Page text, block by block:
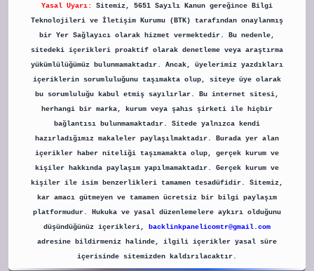
Yasal Uyarı:
Sitemiz, 5651 Sayılı Kanun gereğince Bilgi
Teknolojileri ve İletişim Kurumu (BTK) tarafından onaylanmış
bir Yer Sağlayıcı olarak hizmet vermektedir. Bu nedenle,
sitedeki içerikleri proaktif olarak denetleme veya araştırma
yükümlülüğümüz bulunmamaktadır. Ancak, üyelerimiz yazdıkları
içeriklerin sorumluluğunu taşımakta olup, siteye üye olarak
bu sorumluluğu kabul etmiş sayılırlar. Bu internet sitesi,
herhangi bir marka, kurum veya şahıs şirketi ile hiçbir
bağlantısı bulunmamaktadır. Sitede yalnızca kendi
hazırladığımız makaleler paylaşılmaktadır. Burada yer alan
içerikler haber niteliği taşımamakta olup, gerçek kurum ve
kişiler hakkında paylaşım yapılmamaktadır. Gerçek kurum ve
kişiler ile isim benzerlikleri tamamen tesadüfidir. Sitemiz,
kar amacı gütmeyen ve tamamen ücretsiz bir bilgi paylaşım
platformudur. Hukuka ve yasal düzenlemelere aykırı olduğunu
düşündüğünüz içerikleri,
backlinkpanelicomtr@gmail.com
adresine bildirmeniz halinde, ilgili içerikler yasal süre
içerisinde sitemizden kaldırılacaktır.